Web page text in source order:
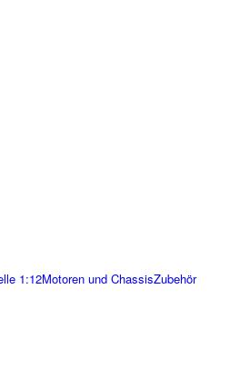
1:12Motoren und ChassisZubehör